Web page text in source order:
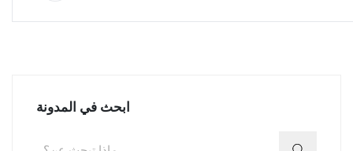
ابحث في المدونة